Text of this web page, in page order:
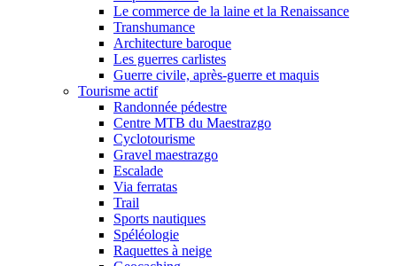
Le commerce de la laine et la Renaissance
Transhumance
Architecture baroque
Les guerres carlistes
Guerre civile, après-guerre et maquis
Tourisme actif
Randonnée pédestre
Centre MTB du Maestrazgo
Cyclotourisme
Gravel maestrazgo
Escalade
Via ferratas
Trail
Sports nautiques
Spéléologie
Raquettes à neige